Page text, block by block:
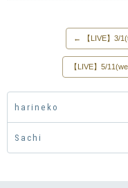
← 【LIVE】3/
【LIVE】5/
harineko
Sachi